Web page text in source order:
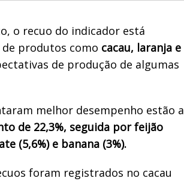
o recuo do indicador está
de produtos como cacau, laranja e
de produção de algumas
melhor desempenho estão a
de 22,3%, seguida por feijão
(5,6%) e banana (3%).
foram registrados no cacau